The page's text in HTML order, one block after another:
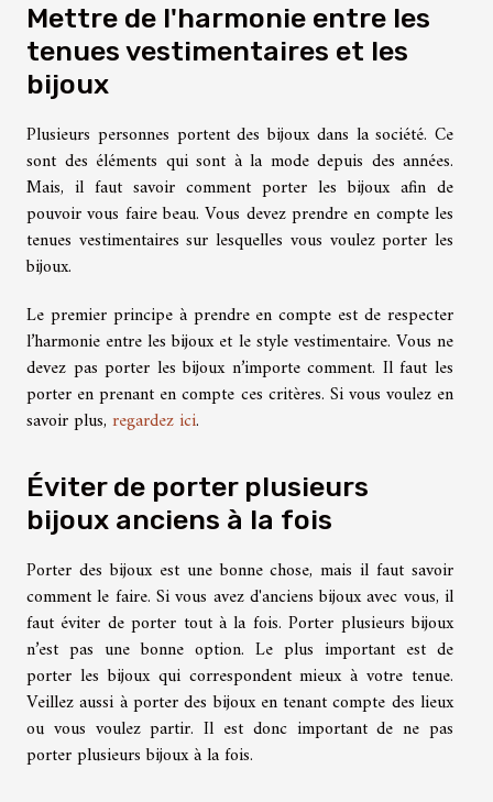
Mettre de l'harmonie entre les
tenues vestimentaires et les
bijoux
Plusieurs personnes portent des bijoux dans la société. Ce
sont des éléments qui sont à la mode depuis des années.
Mais, il faut savoir comment porter les bijoux afin de
pouvoir vous faire beau. Vous devez prendre en compte les
tenues vestimentaires sur lesquelles vous voulez porter les
bijoux.
Le premier principe à prendre en compte est de respecter
l’harmonie entre les bijoux et le style vestimentaire. Vous ne
devez pas porter les bijoux n’importe comment. Il faut les
porter en prenant en compte ces critères. Si vous voulez en
savoir plus, regardez ici.
Éviter de porter plusieurs
bijoux anciens à la fois
Porter des bijoux est une bonne chose, mais il faut savoir
comment le faire. Si vous avez d'anciens bijoux avec vous, il
faut éviter de porter tout à la fois. Porter plusieurs bijoux
n’est pas une bonne option. Le plus important est de
porter les bijoux qui correspondent mieux à votre tenue.
Veillez aussi à porter des bijoux en tenant compte des lieux
ou vous voulez partir. Il est donc important de ne pas
porter plusieurs bijoux à la fois.